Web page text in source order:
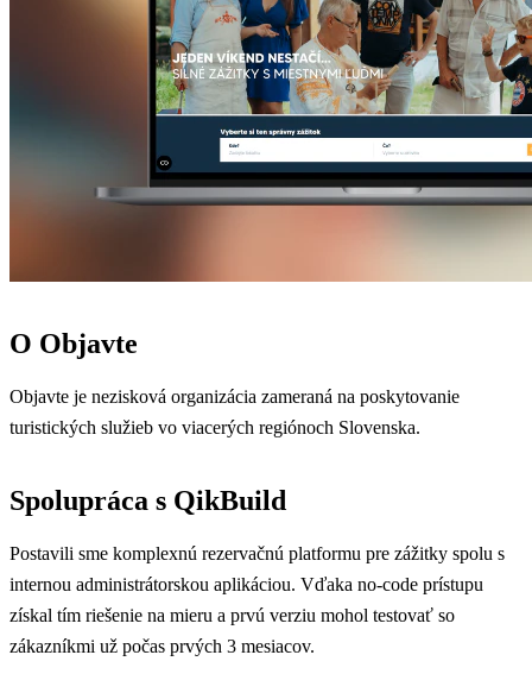
O Objavte
Objavte je nezisková organizácia zameraná na poskytovanie
turistických služieb vo viacerých regiónoch Slovenska.
Spolupráca s QikBuild
Postavili sme komplexnú rezervačnú platformu pre zážitky spolu s
internou administrátorskou aplikáciou. Vďaka no-code prístupu
získal tím riešenie na mieru a prvú verziu mohol testovať so
zákazníkmi už počas prvých 3 mesiacov.